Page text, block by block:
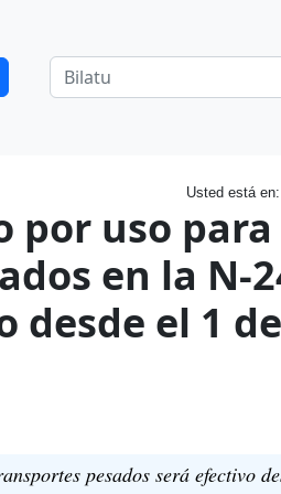
Usted está en:
por uso para
en la N-
desde el 1
pesados será efectivo